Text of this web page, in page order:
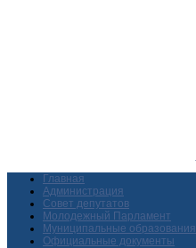
Главная
Администрация
Совет депутатов
Молодежный Парламент
Муниципальные образования
Официальные документы